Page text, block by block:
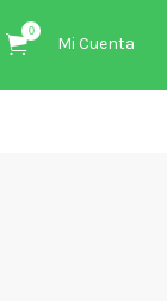
0
Mi Cuenta